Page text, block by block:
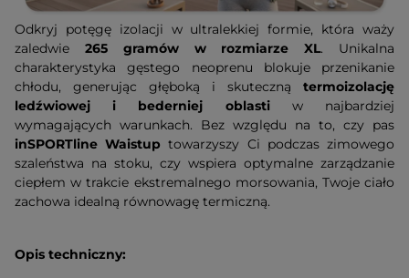
Odkryj potęgę izolacji w ultralekkiej formie, która waży
zaledwie 265 gramów w rozmiarze XL. Unikalna
charakterystyka gęstego neoprenu blokuje przenikanie
chłodu, generując głęboką i skuteczną termoizolację
ledźwiowej i bederniej oblastiw najbardziej
wymagających warunkach. Bez względu na to, czy pas
inSPORTline Waistup towarzyszy Ci podczas zimowego
szaleństwa na stoku, czy wspiera optymalne zarządzanie
ciepłem w trakcie ekstremalnego morsowania, Twoje ciało
zachowa idealną równowagę termiczną.
Opis techniczny: